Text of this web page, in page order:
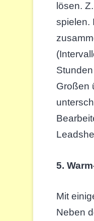
lösen.
spielen.
Großen
5.
Mit
Neben